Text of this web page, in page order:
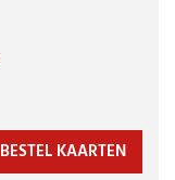
BESTEL KAARTEN